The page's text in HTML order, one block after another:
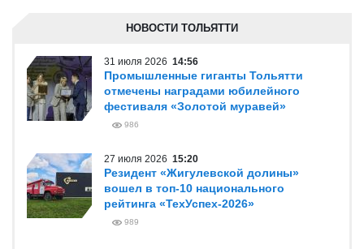
НОВОСТИ ТОЛЬЯТТИ
31 июля 2026 14:56
Промышленные гиганты Тольятти
отмечены наградами юбилейного
фестиваля «Золотой муравей»
986
27 июля 2026 15:20
Резидент «Жигулевской долины»
вошел в топ-10 национального
рейтинга «ТехУспех-2026»
989